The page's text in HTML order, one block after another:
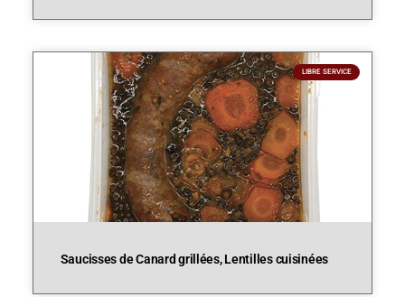
LIBRE SERVICE
Saucisses de Canard grillées, Lentilles cuisinées